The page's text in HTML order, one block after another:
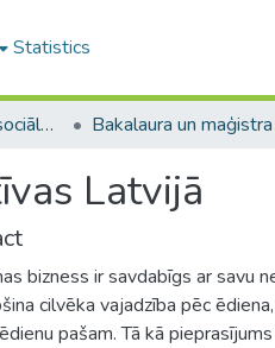
Statistics
A -- Ekonomikas un sociālo zinātņu fakultāte / Faculty of Economics and Social Sciences
Latvijā
bizness ir savdabīgs ar savu
cilvēka vajadzība pēc
pašam. Tā kā